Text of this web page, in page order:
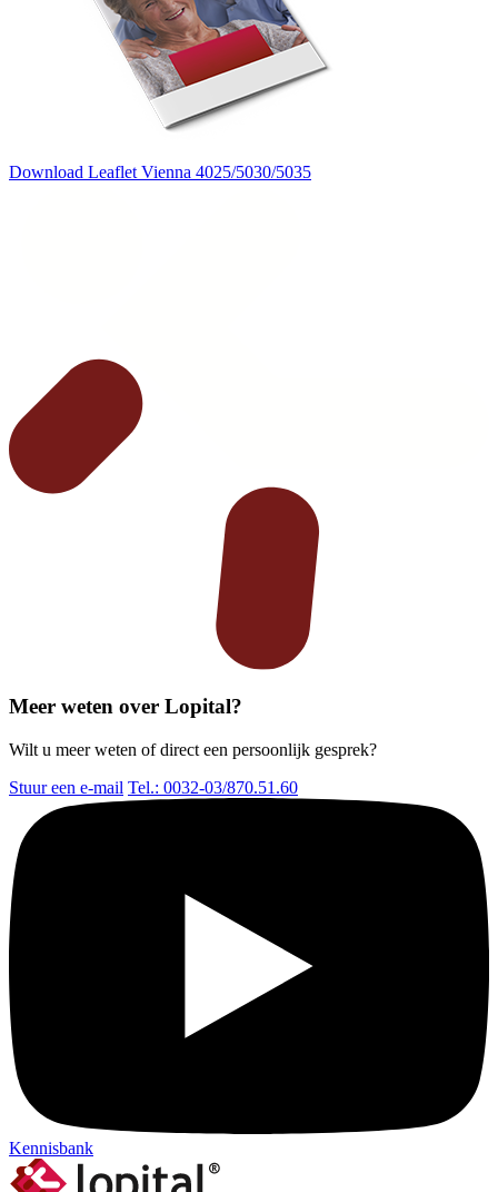
Download Leaflet Vienna 4025/5030/5035
Meer weten over Lopital?
Wilt u meer weten of direct een persoonlijk gesprek?
Stuur een e-mail Tel.: 0032-03/870.51.60
Kennisbank